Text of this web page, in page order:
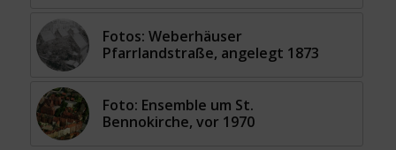
Fotos: Weberhäuser
Pfarrlandstraße, angelegt 1873
Foto: Ensemble um St.
Bennokirche, vor 1970